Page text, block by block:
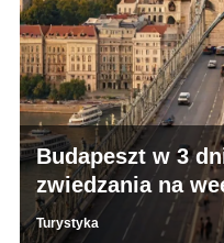
Budapeszt w 3
zwiedzania na
Turystyka